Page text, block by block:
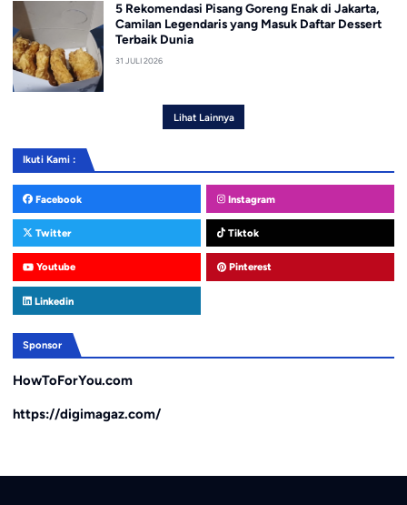
5 Rekomendasi Pisang Goreng Enak di Jakarta,
Camilan Legendaris yang Masuk Daftar Dessert
Terbaik Dunia
31 JULI 2026
Lihat Lainnya
Ikuti Kami :
Facebook Instagram
Twitter Tiktok
Youtube Pinterest
Linkedin
Sponsor
HowToForYou.com
https://digimagaz.com/